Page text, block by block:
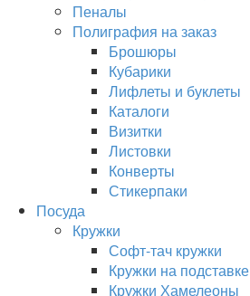
Пеналы
Полиграфия на заказ
Брошюры
Кубарики
Лифлеты и буклеты
Каталоги
Визитки
Листовки
Конверты
Стикерпаки
Посуда
Кружки
Софт-тач кружки
Кружки на подставке
Кружки Хамелеоны